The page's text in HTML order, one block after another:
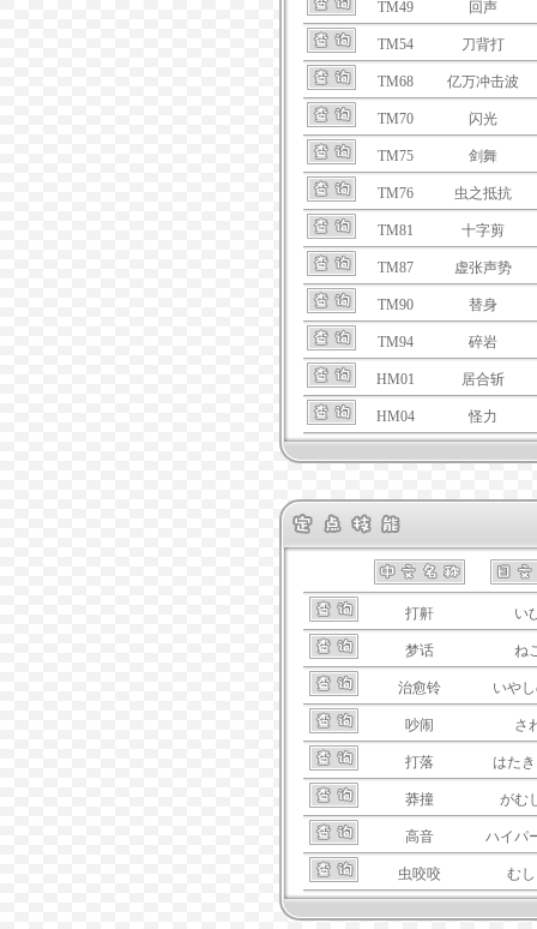
TM49 回声
TM54 刀背打
TM68 亿万冲击波
TM70 闪光
TM75 剑舞
TM76 虫之抵抗
TM81 十字剪
TM87 虚张声势
TM90 替身
TM94 碎岩
HM01 居合斩
HM04 怪力
打鼾 い
梦话 ね
治愈铃 いや
吵闹 さ
打落 はた
莽撞 がむ
高音 ハイパ
虫咬咬 む